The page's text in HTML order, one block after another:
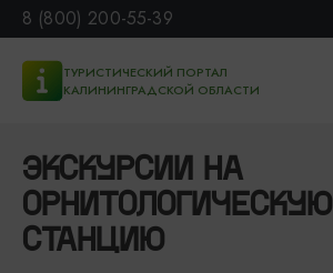
8 (800) 200-55-39
ТУРИСТИЧЕСКИЙ ПОРТАЛ
КАЛИНИНГРАДСКОЙ ОБЛАСТИ
ЭКСКУРСИИ НА
ОРНИТОЛОГИЧЕСКУЮ
СТАНЦИЮ